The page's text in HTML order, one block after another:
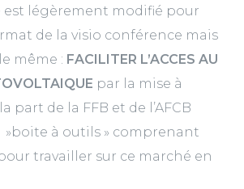
est légèrement modifié pour
de la visio conférence mais
même : FACILITER L’ACCES AU
par la mise à
part de la FFB et de l’AFCB
»boite à outils » comprenant
travailler sur ce marché en